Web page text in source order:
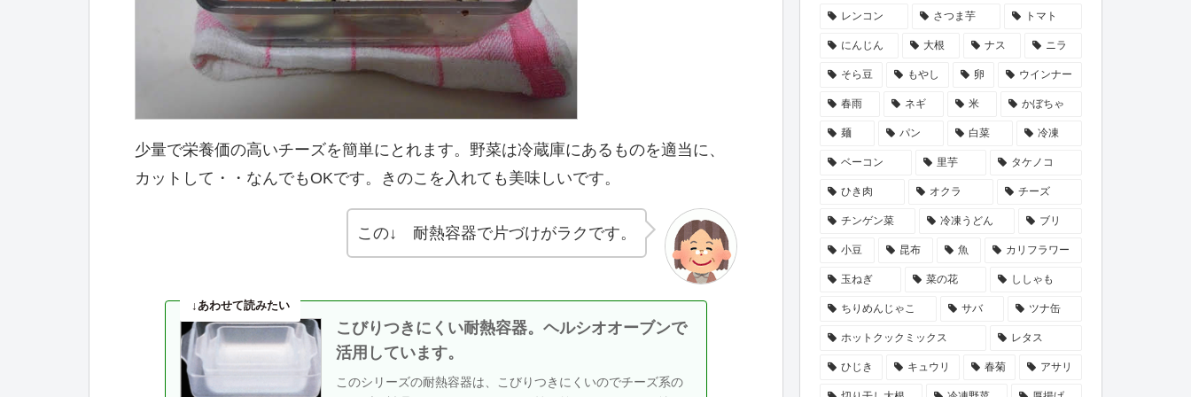
少量で栄養価の高いチーズを簡単にとれます。野菜は冷蔵庫にあるものを適当に、
カットして・・なんでもOKです。きのこを入れても美味しいです。
この↓ 耐熱容器で片づけがラクです。
こびりつきにくい耐熱容器。ヘルシオオーブンで
活用しています。
このシリーズの耐熱容器は、こびりつきにくいのでチーズ系の
レンコン さつま芋 トマト
にんじん 大根 ナス ニラ
そら豆 もやし 卵 ウインナー
春雨 ネギ 米 かぼちゃ
麺 パン 白菜 冷凍
ベーコン 里芋 タケノコ
ひき肉 オクラ チーズ
チンゲン菜 冷凍うどん ブリ
小豆 昆布 魚 カリフラワー
玉ねぎ 菜の花 ししゃも
ちりめんじゃこ サバ ツナ缶
ホットクックミックス レタス
ひじき キュウリ 春菊 アサリ